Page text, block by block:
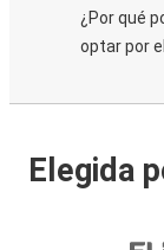
¿Por qué
optar por
Elegida